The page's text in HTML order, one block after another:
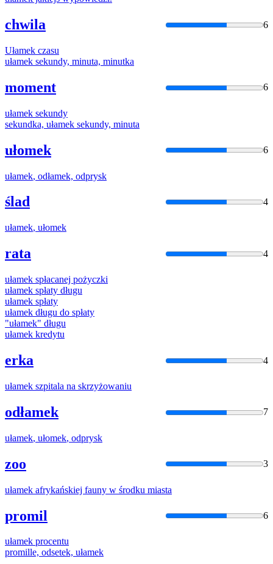
chwila 6
Ułamek czasu
ułamek sekundy, minuta, minutka
moment 6
ułamek sekundy
sekundka, ułamek sekundy, minuta
ułomek 6
ułamek, odłamek, odprysk
ślad 4
ułamek, ułomek
rata 4
ułamek spłacanej pożyczki
ułamek spłaty długu
ułamek spłaty
ułamek długu do spłaty
"ułamek" długu
ułamek kredytu
erka 4
ułamek szpitala na skrzyżowaniu
odłamek 7
ułamek, ułomek, odprysk
zoo 3
ułamek afrykańskiej fauny w środku miasta
promil 6
ułamek procentu
promille, odsetek, ułamek